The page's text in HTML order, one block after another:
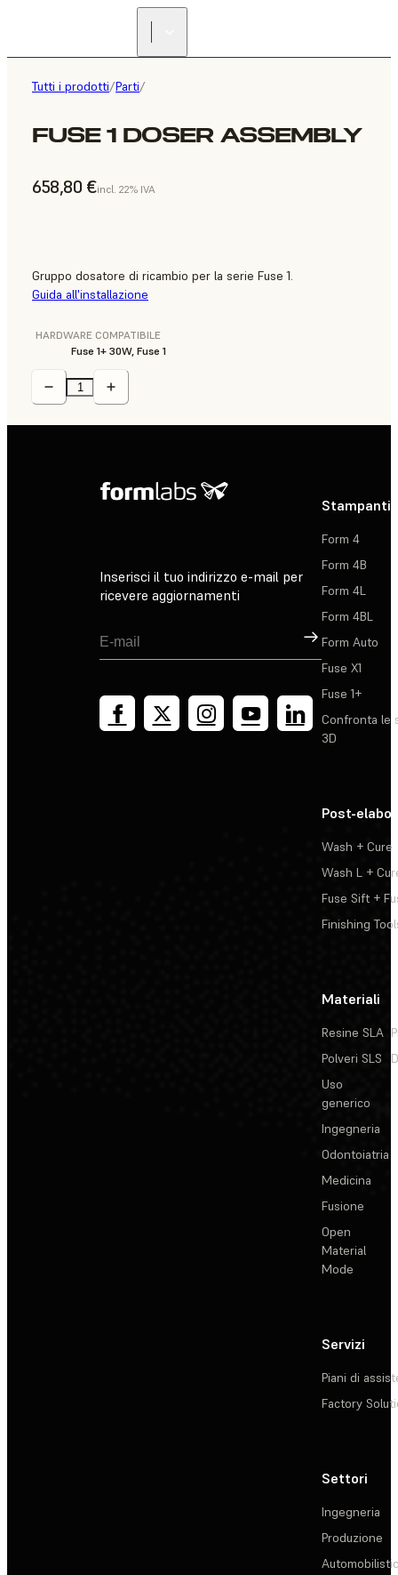
Tutti i prodotti/Parti/
FUSE 1 DOSER ASSEMBLY
658,80 €incl. 22% IVA
Gruppo dosatore di ricambio per la serie Fuse 1.
Guida all'installazione
HARDWARE COMPATIBILE
Fuse 1+ 30W, Fuse 1
Inserisci il tuo indirizzo e-mail per
ricevere aggiornamenti
Registrati
Stampanti
Form 4
Form 4B
Form 4L
Form 4BL
Form Auto
Fuse X1
Fuse 1+
Confronta le
3D
Post-
Wash + Cure
Wash L +
Fuse Sift +
Finishing
Materiali
Resine SLA
Polveri SLS
Uso
generico
Ingegneria
Odontoiatria
Medicina
Fusione
Open
Material
Mode
Servizi
Piani di
Factory
Settori
Ingegneria
Produzione